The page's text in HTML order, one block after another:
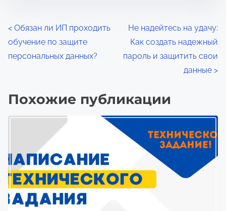
м
я
п
р
о
е
н
и
я
Н
а
и
ц
и
я
< Обязан ли ИП проходить
обучение по защите
персональных данных?
Не надейтесь на удачу:
Как создать надежный
пароль и защитить свои
данные >
Похожие публикации